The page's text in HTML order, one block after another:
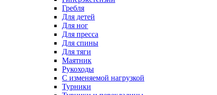
Гребля
Для детей
Для ног
Для пресса
Для спины
Для тяги
Маятник
Рукоходы
С изменяемой нагрузкой
Турники